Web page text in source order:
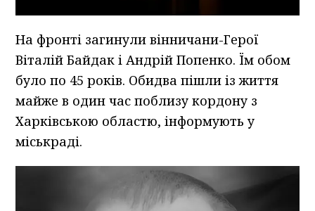
На фронті загинули вінничани-Герої
Віталій Байдак і Андрій Попенко. Їм обом
було по 45 років. Обидва пішли із життя
майже в один час поблизу кордону з
Харківською областю, інформують у
міськраді.